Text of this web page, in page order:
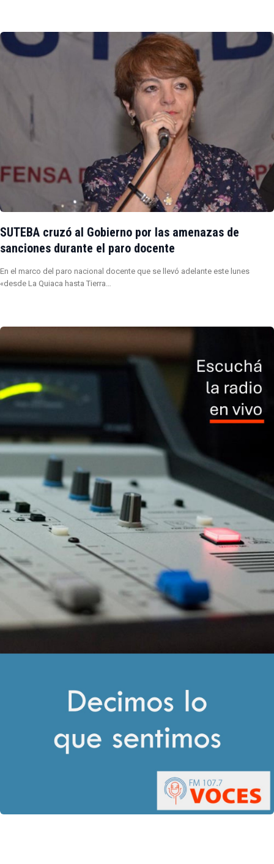
SUTEBA cruzó al Gobierno por las amenazas de
sanciones durante el paro docente
En el marco del paro nacional docente que se llevó adelante este lunes
«desde La Quiaca hasta Tierra…